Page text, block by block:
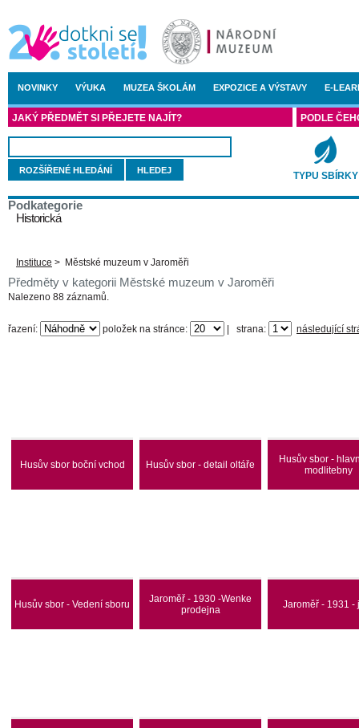
NOVINKY VÝUKA MUZEA ŠKOLÁM EXPOZICE A VÝSTAVY E-
JAKÝ PŘEDMĚT SI PŘEJETE NAJÍT?
ROZŠÍŘENÉ HLEDÁNÍ
PODLE
TYPU SBÍRKY
Podkategorie
Historická
Instituce > Městské muzeum v Jaroměři
Předměty v kategorii Městské muzeum v Jaroměři
Nalezeno 88 záznamů.
řazení: položek na stránce: strana: následující
Husův sbor boční vchod Husův sbor - detail oltáře
Husův sbor -
modlitebny
Husův sbor - Vedení sboru
Jaroměř - 1930 -Wenke
prodejna
Jaroměř - 1931 -